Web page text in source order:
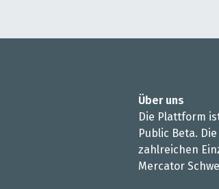
Über uns
Die Plattform
Public Beta.
zahlreichen
Mercator